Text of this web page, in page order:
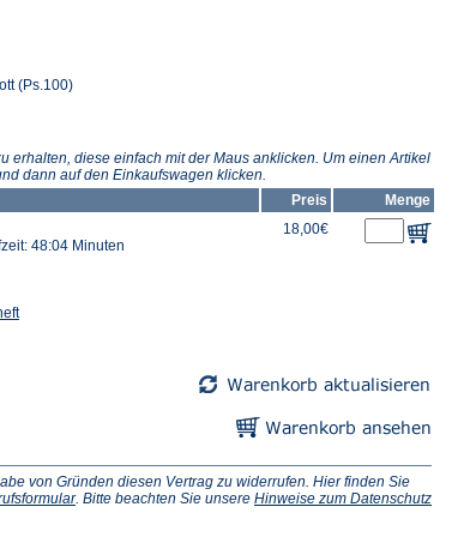
(Ps.100)
erhalten, diese einfach mit der Maus anklicken. Um einen Artikel
dann auf den Einkaufswagen klicken.
Preis
Menge
48:04 Minuten
18,00€
von Gründen diesen Vertrag zu widerrufen. Hier finden Sie
(Öffnet
. Bitte beachten Sie unsere Hinweise zum Datenschutz